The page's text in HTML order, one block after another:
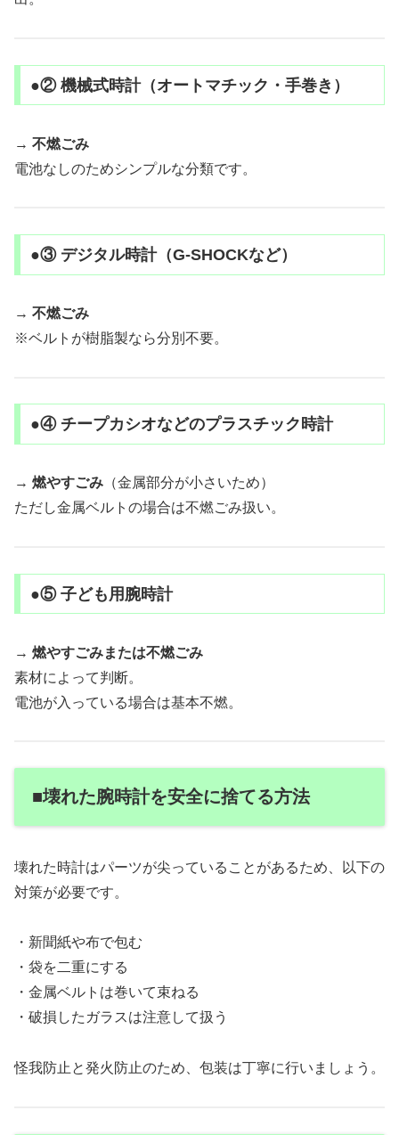
●② 機械式時計（オートマチック・手巻き）
→ 不燃ごみ
電池なしのためシンプルな分類です。
●③ デジタル時計（G-SHOCKなど）
→ 不燃ごみ
※ベルトが樹脂製なら分別不要。
●④ チープカシオなどのプラスチック時計
→ 燃やすごみ （金属部分が小さいため）
ただし金属ベルトの場合は不燃ごみ扱い。
●⑤ 子ども用腕時計
→ 燃やすごみまたは不燃ごみ
素材によって判断。
電池が入っている場合は基本不燃。
■壊れた腕時計を安全に捨てる方法
壊れた時計はパーツが尖っていることがあるため、以下の
対策が必要です。
・新聞紙や布で包む
・袋を二重にする
・金属ベルトは巻いて束ねる
・破損したガラスは注意して扱う
怪我防止と発火防止のため、包装は丁寧に行いましょう。